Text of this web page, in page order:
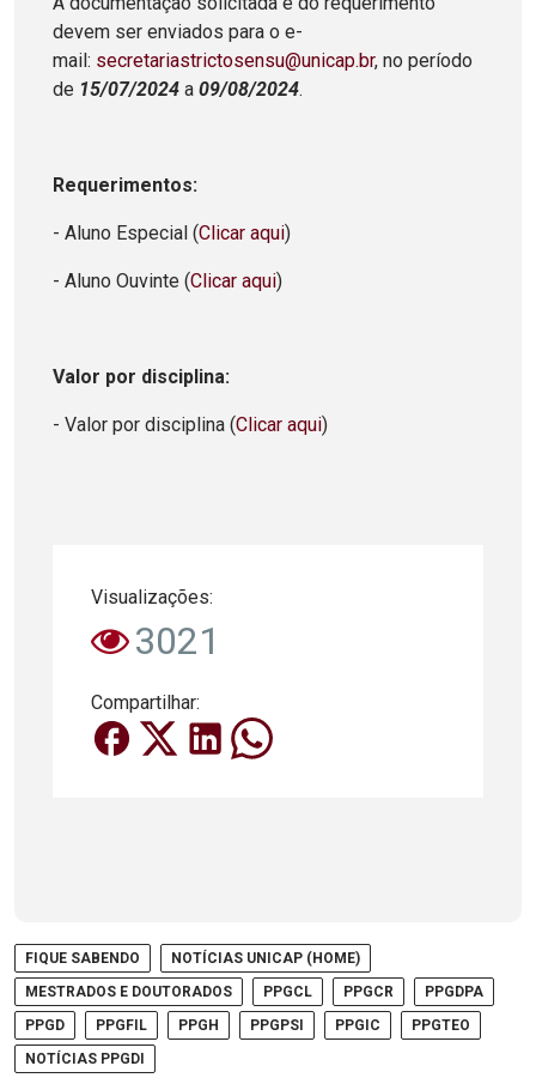
devem ser enviados para o e-
mail: secretariastrictosensu@unicap.br, no período
de 15/07/2024 a 09/08/2024.
Requerimentos:
- Aluno Especial (Clicar aqui)
- Aluno Ouvinte (Clicar aqui)
Valor por disciplina:
- Valor por disciplina (Clicar aqui)
Visualizações:
3021
Compartilhar:
FIQUE SABENDO
NOTÍCIAS UNICAP (HOME)
MESTRADOS E DOUTORADOS
PPGCL PPGCR
PPGDPA
PPGD
PPGFIL PPGH PPGPSI PPGIC
PPGTEO
NOTÍCIAS PPGDI